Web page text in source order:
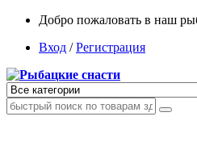
Добро пожаловать в наш
Вход /Регистрация